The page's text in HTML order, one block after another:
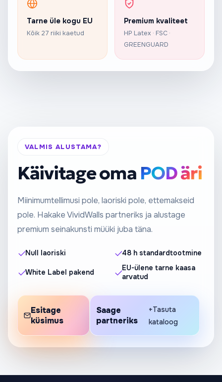
Tarne üle kogu EU
Kõik 27 riiki kaetud
Premium kvaliteet
HP Latex · FSC ·
GREENGUARD
VALMIS ALUSTAMA?
Käivitage oma POD äri
Miinimumtellimusi pole, laoriski pole, ettemakseid
pole. Hakake VividWalls partneriks ja alustage
premium seinakunsti müüki juba täna.
Null laoriski 48 h standardtootmine
White Label pakend
EU-ülene tarne kaasa
arvatud
Esitage
küsimus
Saage
partneriks
+Tasuta
kataloog